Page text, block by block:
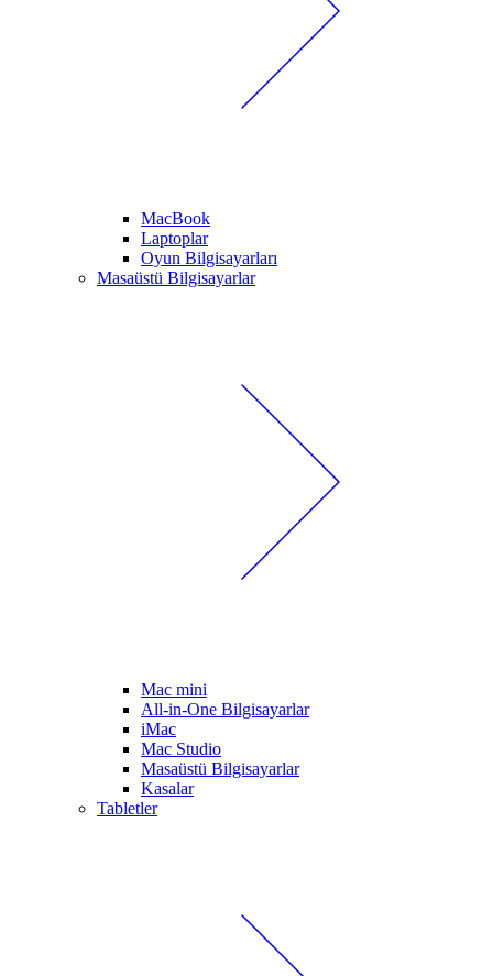
MacBook
Laptoplar
Oyun Bilgisayarları
Masaüstü Bilgisayarlar
Mac mini
All-in-One Bilgisayarlar
iMac
Mac Studio
Masaüstü Bilgisayarlar
Kasalar
Tabletler